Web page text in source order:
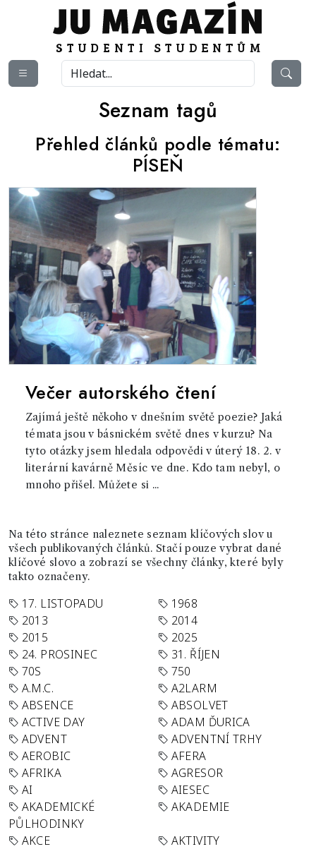
Seznam tagů
Přehled článků podle tématu:
PÍSEŇ
Večer autorského čtení
Zajímá ještě někoho v dnešním světě poezie? Jaká
témata jsou v básnickém světě dnes v kurzu? Na
tyto otázky jsem hledala odpovědi v úterý 18. 2. v
literární kavárně Měsíc ve dne. Kdo tam nebyl, o
mnoho přišel. Můžete si ...
Na této stránce naleznete seznam klíčových slov u
všech publikovaných článků. Stačí pouze vybrat dané
klíčové slovo a zobrazí se všechny články, které byly
takto označeny.
17. LISTOPADU
1968
2013
2014
2015
2025
24. PROSINEC
31. ŘÍJEN
70S
750
A.M.C.
A2LARM
ABSENCE
ABSOLVET
ACTIVE DAY
ADAM ĎURICA
ADVENT
ADVENTNÍ TRHY
AEROBIC
AFERA
AFRIKA
AGRESOR
AI
AIESEC
AKADEMICKÉ
PŮLHODINKY
AKADEMIE
AKCE
AKTIVITY